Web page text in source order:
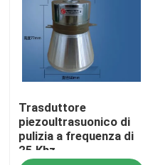
Casa
Trasduttore
piezoultrasuonico di
pulizia a frequenza di
25 Khz